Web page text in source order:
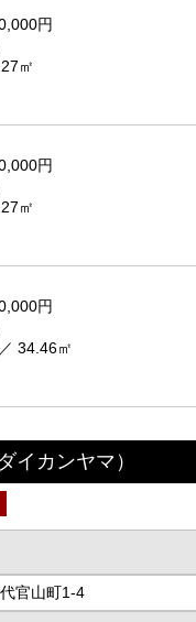
円
㎡
円
㎡
円
34.46㎡
イカンヤマ）
官山町1-4